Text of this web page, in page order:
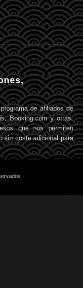
de afiliados de
Booking.com y otras.
que nos permiten
sin coste adicional para